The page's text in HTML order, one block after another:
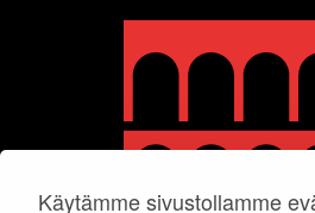
Käytämme sivustollamme